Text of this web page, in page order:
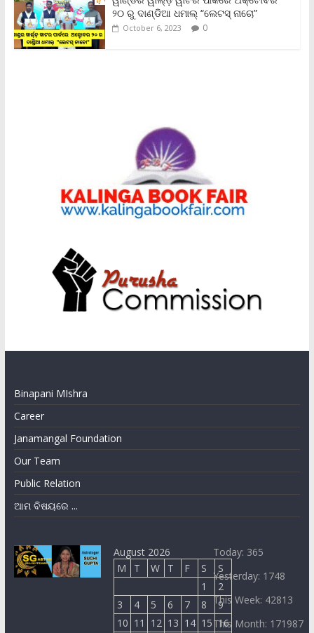
୨୦ ରୁ ଦାଣ୍ଡିଆ ଧମାଲ୍ “ଲେଟସ୍ ନାଚୋ”
October 6, 2023 0
Binapani MIshra
Career
Janamangal Foundation
Our Team
Public Relation
ଆମ ବିଷୟରେ ...
August 2026
M
T W T F S
S
1
2
3
4 5 6 7 8
9
10 11 12 13 14 15 16
Today: 365
Yesterday: 1748
This Week: 42813
This Month: 171987